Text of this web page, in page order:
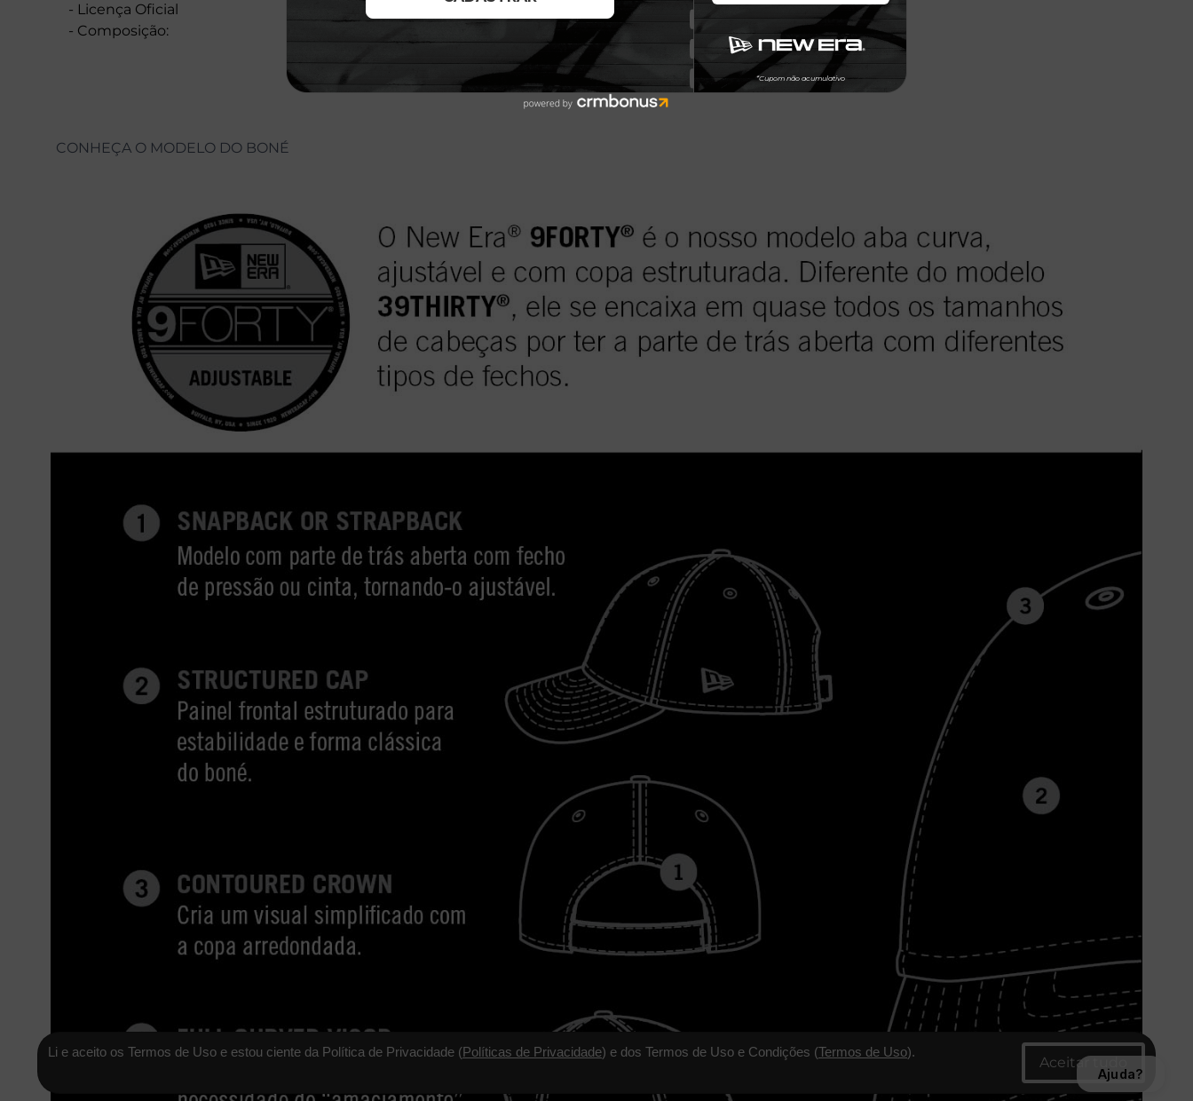
- Licença Oficial
- Composição:
CONHEÇA O MODELO DO BONÉ
Li e aceito os Termos de Uso e estou ciente da Política de Privacidade (Políticas de Privacidade) e dos Termos de Uso e Condições (Termos de Uso).
Ajuda?